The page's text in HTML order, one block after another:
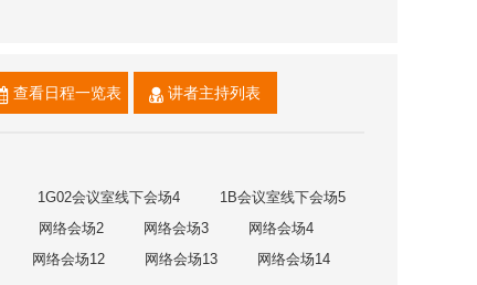
查看日程一览表 讲者主持列表
1G02会议室线下会场4
1B会议室线下会场5
网络会场2 网络会场3
网络会场4
网络会场12 网络会场13 网络会场14